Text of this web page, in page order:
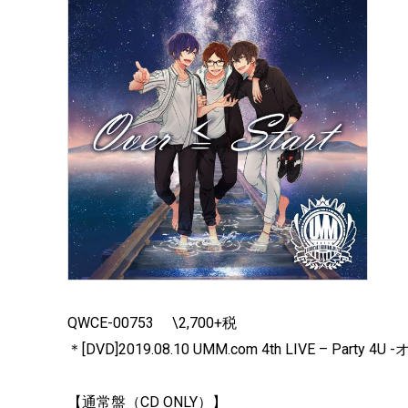
QWCE-00753 \2,700+税
＊[DVD]2019.08.10 UMM.com 4th LIVE – Party 4U -
【通常盤（CD ONLY）】